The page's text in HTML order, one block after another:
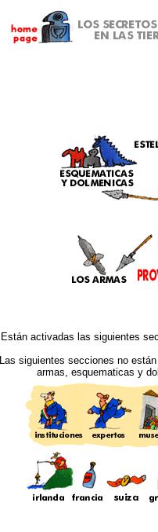
Están activadas las siguientes
Las siguientes secciones no
armas, esquematicas y